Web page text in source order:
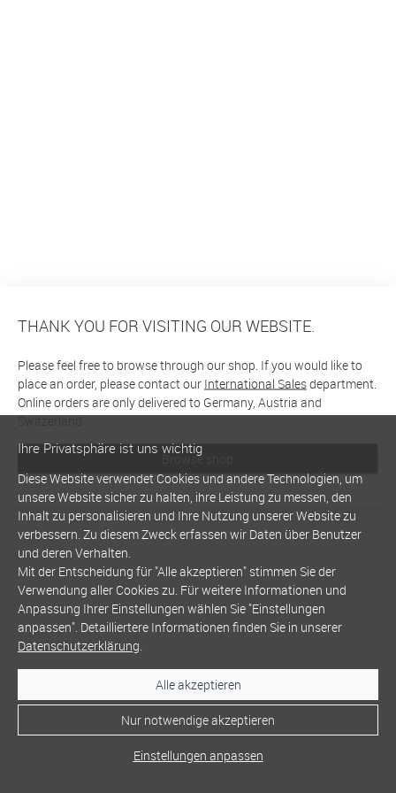
THANK YOU FOR VISITING OUR WEBSITE.
Please feel free to browse through our shop. If you would like to
place an order, please contact our International Salesdepartment.
Online orders are only delivered to Germany, Austria and
Switzerland
Browse shop
Ihre Privatsphäre ist uns wichtig
Diese Website verwendet Cookies und andere Technologien, um
unsere Website sicher zu halten, ihre Leistung zu messen, den
Inhalt zu personalisieren und Ihre Nutzung unserer Website zu
verbessern. Zu diesem Zweck erfassen wir Daten über Benutzer
und deren Verhalten.
Mit der Entscheidung für "Alle akzeptieren" stimmen Sie der
Verwendung aller Cookies zu. Für weitere Informationen und
Anpassung Ihrer Einstellungen wählen Sie "Einstellungen
anpassen". Detailliertere Informationen finden Sie in unserer
Datenschutzerklärung.
Alle akzeptieren
Nur notwendige akzeptieren
Einstellungen anpassen